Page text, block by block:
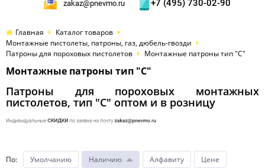
zakaz@pnevmo.ru +7 (495) 730-02-90
Главная
Каталог товаров
Монтажные пистолеты, патроны, газ, дюбель-гвозди
Патроны для пороховых пистолетов
Монтажные патроны тип "С"
Монтажные патроны тип "С"
Патроны для пороховых монтажных
пистолетов, тип "С" оптом и в розницу
По: Умолчанию Наличию Алфавиту
Цене